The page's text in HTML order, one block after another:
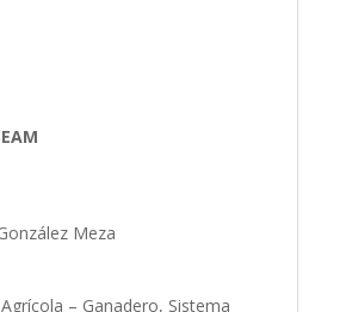
Meza
– Ganadero, Sistema